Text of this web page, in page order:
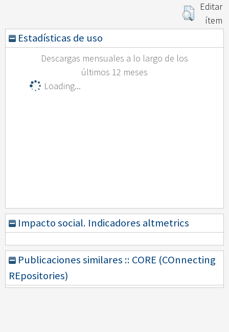
Editar
ítem
Estadísticas de uso
Descargas mensuales a lo largo de los
últimos 12 meses
Loading...
Impacto social. Indicadores altmetrics
Publicaciones similares :: CORE (COnnecting
REpositories)